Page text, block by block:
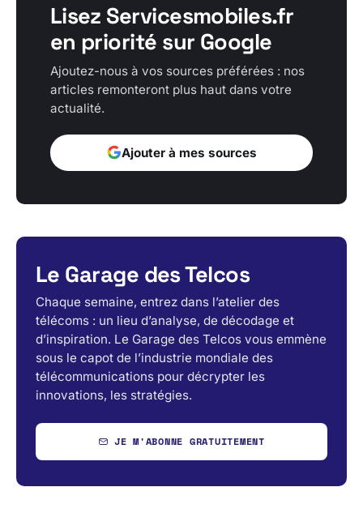
Lisez Servicesmobiles.fr
en priorité sur Google
Ajoutez-nous à vos sources préférées : nos
articles remonteront plus haut dans votre
actualité.
Ajouter à mes sources
Le Garage des Telcos
Chaque semaine, entrez dans l’atelier des
télécoms : un lieu d’analyse, de décodage et
d’inspiration. Le Garage des Telcos vous emmène
sous le capot de l’industrie mondiale des
télécommunications pour décrypter les
innovations, les stratégies.
JE M'ABONNE GRATUITEMENT